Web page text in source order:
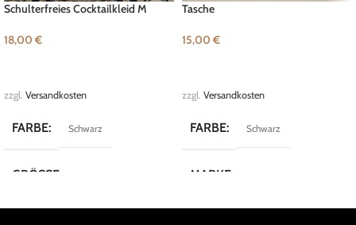
Schulterfreies Cocktailkleid M
18,00 €
zzgl. Versandkosten
FARBE Schwarz
GRÖSSE
Tasche
15,00 €
zzgl. Versandkosten
FARBE Schwarz
MARKE